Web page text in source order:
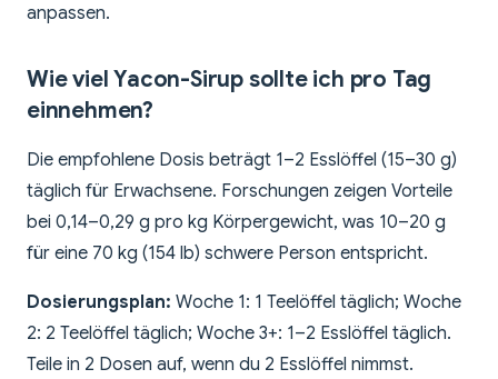
anpassen.
Wie viel Yacon-Sirup sollte ich pro Tag
einnehmen?
Die empfohlene Dosis beträgt 1–2 Esslöffel (15–30 g)
täglich für Erwachsene. Forschungen zeigen Vorteile
bei 0,14–0,29 g pro kg Körpergewicht, was 10–20 g
für eine 70 kg (154 lb) schwere Person entspricht.
Dosierungsplan: Woche 1: 1 Teelöffel täglich; Woche
2: 2 Teelöffel täglich; Woche 3+: 1–2 Esslöffel täglich.
Teile in 2 Dosen auf, wenn du 2 Esslöffel nimmst.